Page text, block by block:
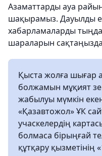
Азаматтарды ауа
шақырамыз. Дауылды
хабарламаларды
шараларын
Қыста жолға шығар
болжамын мұқият
жабылуы мүмкін
«Қазавтожол» ҰК
учаскелердің
болмаса бірыңғай
құтқару қызметінің